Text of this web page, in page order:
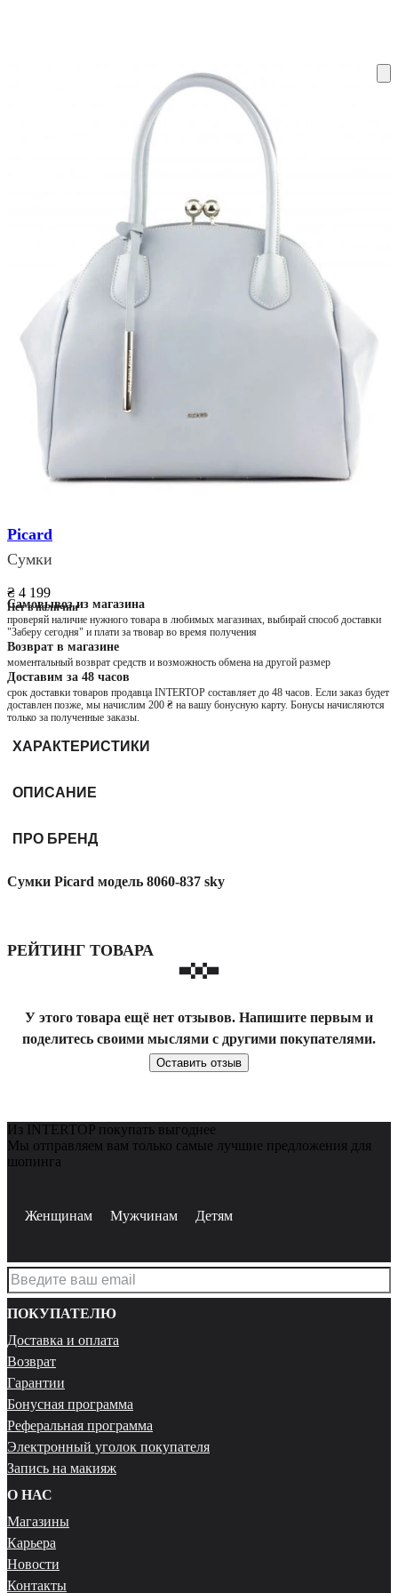
Picard
Сумки
₴ 4 199
Нет в наличии
Самовывоз из магазина
проверяй наличие нужного товара в любимых магазинах, выбирай способ доставки
"Заберу сегодня" и плати за твовар во время получения
Возврат в магазине
моментальный возврат средств и возможность обмена на другой размер
Доставим за 48 часов
срок доставки товаров продавца INTERTOP составляет до 48 часов. Если заказ будет
доставлен позже, мы начислим 200 ₴ на вашу бонусную карту. Бонусы начисляются
только за полученные заказы.
ХАРАКТЕРИСТИКИ
ОПИСАНИЕ
ПРО БРЕНД
Сумки Picard модель 8060-837 sky
РЕЙТИНГ ТОВАРА
У этого товара ещё нет отзывов. Напишите первым и
поделитесь своими мыслями с другими покупателями.
Оставить отзыв
Из INTERTOP покупать выгоднее
Мы отправляем вам только самые лучшие предложения для
шопинга
Женщинам Мужчинам Детям
ПОКУПАТЕЛЮ
Доставка и оплата
Возврат
Гарантии
Бонусная программа
Реферальная программа
Электронный уголок покупателя
Запись на макияж
О НАС
Магазины
Карьера
Новости
Контакты